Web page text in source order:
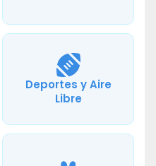
Deportes y Aire
Libre